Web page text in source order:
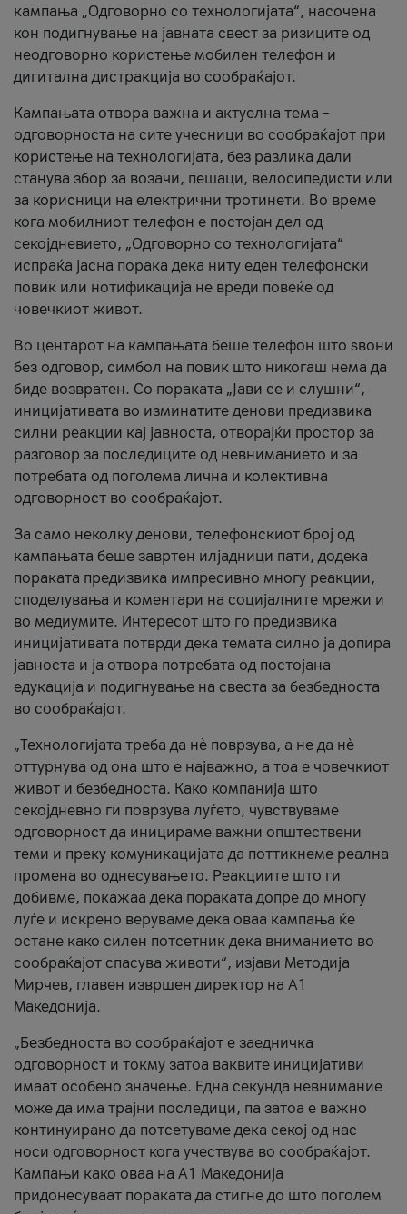
кампања „Одговорно со технологијата“, насочена
кон подигнување на јавната свест за ризиците од
неодговорно користење мобилен телефон и
дигитална дистракција во сообраќајот.
Кампањата отвора важна и актуелна тема –
одговорноста на сите учесници во сообраќајот при
користење на технологијата, без разлика дали
станува збор за возачи, пешаци, велосипедисти или
за корисници на електрични тротинети. Во време
кога мобилниот телефон е постојан дел од
секојдневието, „Одговорно со технологијата“
испраќа јасна порака дека ниту еден телефонски
повик или нотификација не вреди повеќе од
човечкиот живот.
Во центарот на кампањата беше телефон што ѕвони
без одговор, симбол на повик што никогаш нема да
биде возвратен. Со пораката „Јави се и слушни“,
иницијативата во изминатите денови предизвика
силни реакции кај јавноста, отворајќи простор за
разговор за последиците од невниманието и за
потребата од поголема лична и колективна
одговорност во сообраќајот.
За само неколку денови, телефонскиот број од
кампањата беше завртен илјадници пати, додека
пораката предизвика импресивно многу реакции,
споделувања и коментари на социјалните мрежи и
во медиумите. Интересот што го предизвика
иницијативата потврди дека темата силно ја допира
јавноста и ја отвора потребата од постојана
едукација и подигнување на свеста за безбедноста
во сообраќајот.
„Технологијата треба да нè поврзува, а не да нè
оттурнува од она што е најважно, а тоа е човечкиот
живот и безбедноста. Како компанија што
секојдневно ги поврзува луѓето, чувствуваме
одговорност да иницираме важни општествени
теми и преку комуникацијата да поттикнеме реална
промена во однесувањето. Реакциите што ги
добивме, покажаа дека пораката допре до многу
луѓе и искрено веруваме дека оваа кампања ќе
остане како силен потсетник дека вниманието во
сообраќајот спасува животи“, изјави Методија
Мирчев, главен извршен директор на А1
Македонија.
„Безбедноста во сообраќајот е заедничка
одговорност и токму затоа ваквите иницијативи
имаат особено значење. Една секунда невнимание
може да има трајни последици, па затоа е важно
континуирано да потсетуваме дека секој од нас
носи одговорност кога учествува во сообраќајот.
Кампањи како оваа на A1 Македонија
придонесуваат пораката да стигне до што поголем